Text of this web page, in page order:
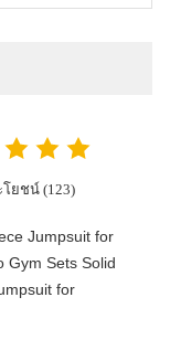
โยชน์ (123)
Jumpsuit for
Gym Sets Solid
for